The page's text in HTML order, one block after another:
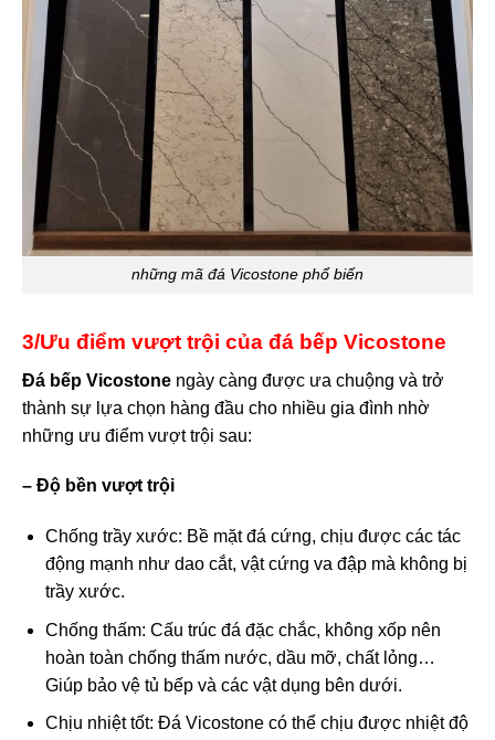
những mã đá Vicostone phổ biến
3/Ưu điểm vượt trội của đá bếp Vicostone
Đá bếp Vicostone ngày càng được ưa chuộng và trở
thành sự lựa chọn hàng đầu cho nhiều gia đình nhờ
những ưu điểm vượt trội sau:
– Độ bền vượt trội
Chống trầy xước: Bề mặt đá cứng, chịu được các tác
động mạnh như dao cắt, vật cứng va đập mà không bị
trầy xước.
Chống thấm: Cấu trúc đá đặc chắc, không xốp nên
hoàn toàn chống thấm nước, dầu mỡ, chất lỏng…
Giúp bảo vệ tủ bếp và các vật dụng bên dưới.
Chịu nhiệt tốt: Đá Vicostone có thể chịu được nhiệt độ